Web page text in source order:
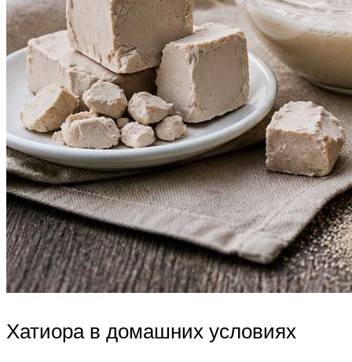
Хатиора в домашних условиях